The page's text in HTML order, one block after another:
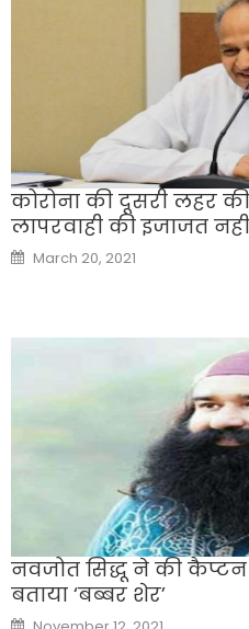
कोरोना की दूसरी लहर
लापरवाही की इजाजत
Posted
on
March 20, 2021
नवजोत सिद्धू ने की कैप्टन
बताया ‘बब्बर शेर’
Posted